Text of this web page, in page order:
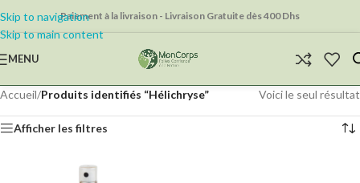
Skip to navigation
Skip to main content
Paiement à la livraison - Livraison Gratuite dès 400 Dhs
MENU
Accueil/Produits identifiés “Hélichryse” Voici le seul résultat
Afficher les filtres